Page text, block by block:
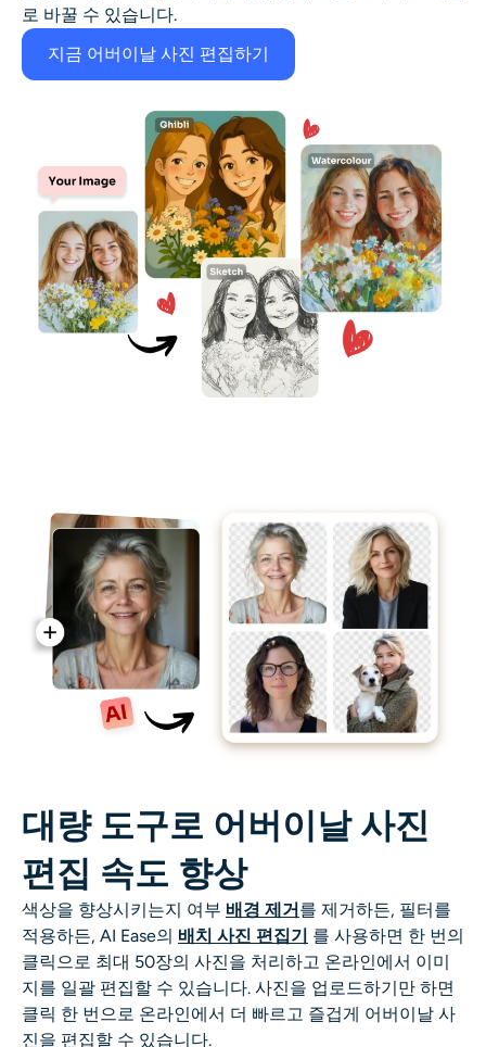
로 바꿀 수 있습니다.
지금 어버이날 사진 편집하기
대량 도구로 어버이날 사진
편집 속도 향상
색상을 향상시키는지 여부 배경 제거를 제거하든, 필터를
적용하든, AI Ease의 배치 사진 편집기 를 사용하면 한 번의
클릭으로 최대 50장의 사진을 처리하고 온라인에서 이미
지를 일괄 편집할 수 있습니다. 사진을 업로드하기만 하면
클릭 한 번으로 온라인에서 더 빠르고 즐겁게 어버이날 사
진을 편집할 수 있습니다.